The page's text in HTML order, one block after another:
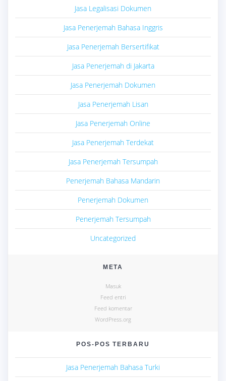
Jasa Legalisasi Dokumen
Jasa Penerjemah Bahasa Inggris
Jasa Penerjemah Bersertifikat
Jasa Penerjemah di Jakarta
Jasa Penerjemah Dokumen
Jasa Penerjemah Lisan
Jasa Penerjemah Online
Jasa Penerjemah Terdekat
Jasa Penerjemah Tersumpah
Penerjemah Bahasa Mandarin
Penerjemah Dokumen
Penerjemah Tersumpah
Uncategorized
META
Masuk
Feed entri
Feed komentar
WordPress.org
POS-POS TERBARU
Jasa Penerjemah Bahasa Turki